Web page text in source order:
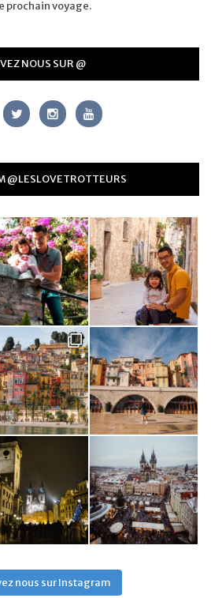
prochain voyage.
NOUS SUR @
@LESLOVETROTTEURS
nous sur Instagram